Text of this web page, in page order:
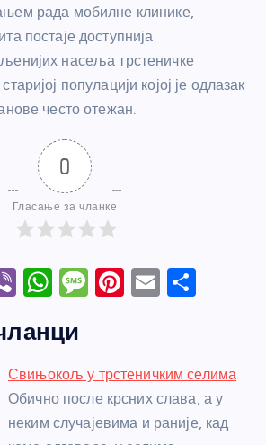
рада мобилне клинике,
постаје доступнија
насеља трстеничке
популацији којој је одлазак
често отежан.
0
Гласање за чланке
Vi
er
W
at
s
A
p
M
a
g
e
Pi
e
st
E
e
Свињокољ у трстеничким селима
Обично после крсних слава, а у
неким случајевима и раније, кад